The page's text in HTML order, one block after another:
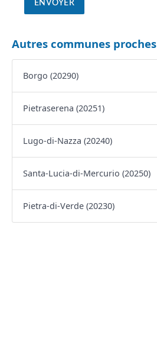
Autres communes proches
Borgo (20290)
Pietraserena (20251)
Lugo-di-Nazza (20240)
Santa-Lucia-di-Mercurio (20250)
Pietra-di-Verde (20230)